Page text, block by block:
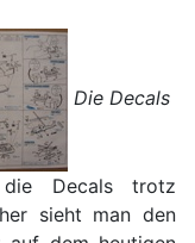
Die Decals
Decals trotz
sieht man den